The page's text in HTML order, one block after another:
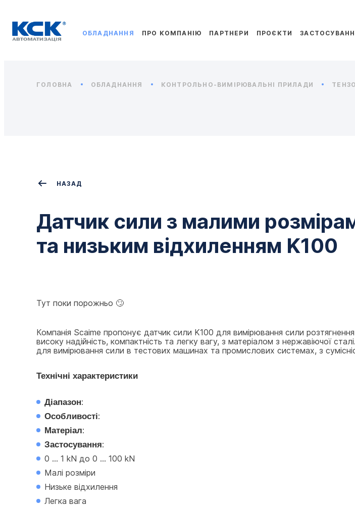
ОБЛАДНАННЯ ПРО КОМПАНІЮ ПАРТНЕРИ ПРОЄКТИ
ГОЛОВНА ОБЛАДНАННЯ КОНТРОЛЬНО-ВИМІРЮВАЛЬНІ ПРИЛАДИ
НАЗАД
Датчик сили з малими
та низьким відхиленням K100
Тут поки порожньо 🙄
Компанія Scaime пропонує датчик сили K100 для вимірювання сили
високу надійність, компактність та легку вагу, з матеріалом з нержавіючої
для вимірювання сили в тестових машинах та промислових системах, з
Технічні характеристики
Діапазон:
Особливості:
Матеріал:
Застосування:
0 ... 1 kN до 0 ... 100 kN
Малі розміри
Низьке відхилення
Легка вага